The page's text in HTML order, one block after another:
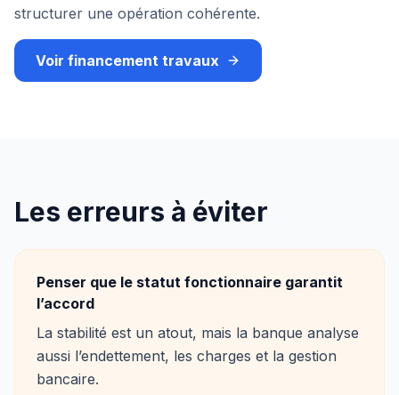
structurer une opération cohérente.
Voir financement travaux
Les erreurs à éviter
Penser que le statut fonctionnaire garantit
l’accord
La stabilité est un atout, mais la banque analyse
aussi l’endettement, les charges et la gestion
bancaire.